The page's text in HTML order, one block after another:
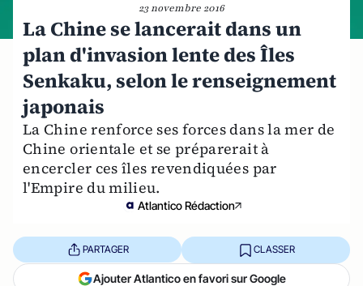
23 novembre 2016
La Chine se lancerait dans un
plan d'invasion lente des Îles
Senkaku, selon le renseignement
japonais
La Chine renforce ses forces dans la mer de
Chine orientale et se préparerait à
encercler ces îles revendiquées par
l'Empire du milieu.
Atlantico Rédaction
PARTAGER CLASSER
Ajouter Atlantico en favori sur Google